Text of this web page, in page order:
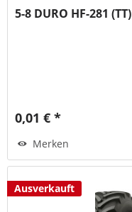
5-8 DURO HF-281 (TT)
0,01 € *
Merken
Ausverkauft